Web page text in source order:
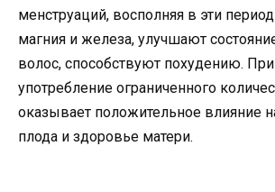
менструаций, восполняя в эти
магния и железа, улучшают
волос, способствуют похудению.
употребление ограниченного
оказывает положительное влияние
плода и здоровье матери.